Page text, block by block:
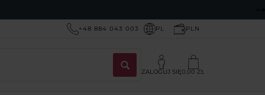
+48 884 043 003 PL PLN
ZALOGUJ SIĘ0,00 ZŁ